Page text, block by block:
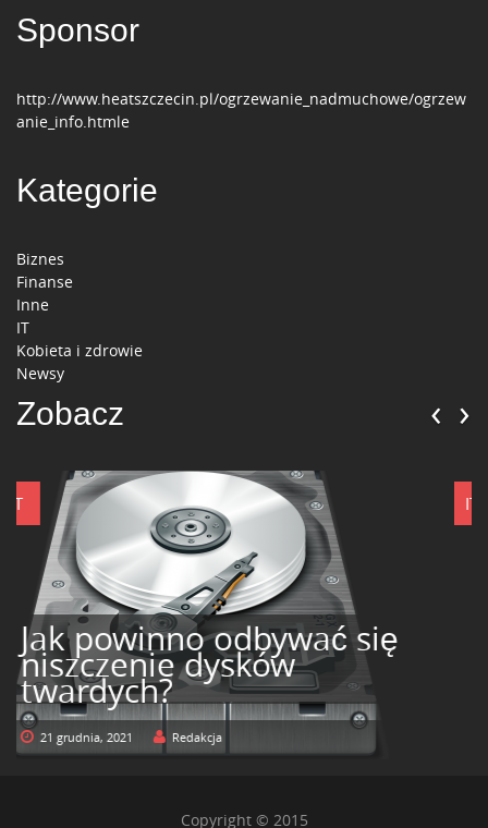
Sponsor
http://www.heatszczecin.pl/ogrzewanie_nadmuchowe/ogrzew
anie_info.htmle
Kategorie
Biznes
Finanse
Inne
IT
Kobieta i zdrowie
Newsy
Zobacz
Rozwiń swój biznes i
zainwestuj w sklepy
internetowe!
30 listopada, 2020 Redakcja
‹ ›
Copyright © 2015